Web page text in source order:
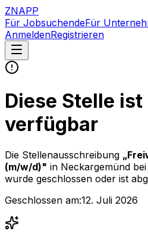
ZNAPP
Für JobsuchendeFür
AnmeldenRegistrieren
Diese Stelle
verfügbar
Die Stellenausschreibung „
(m/w/d)" in Neckargemünd bei
wurde geschlossen oder ist
Geschlossen am:12. Juli 2026